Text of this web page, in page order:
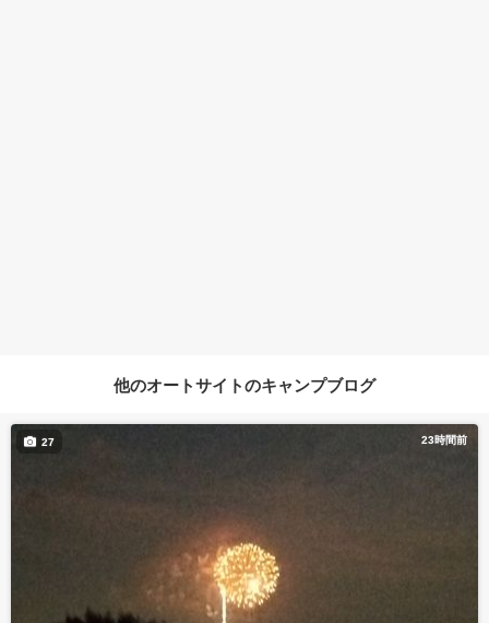
他のオートサイトのキャンプブログ
23時間前
27